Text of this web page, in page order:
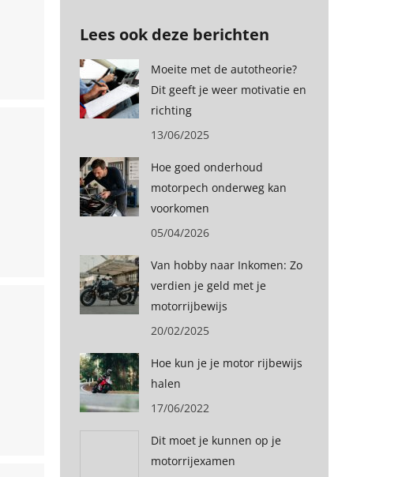
Lees ook deze berichten
Moeite met de autotheorie?
Dit geeft je weer motivatie en
richting
13/06/2025
Hoe goed onderhoud
motorpech onderweg kan
voorkomen
05/04/2026
Van hobby naar Inkomen: Zo
verdien je geld met je
motorrijbewijs
20/02/2025
Hoe kun je je motor rijbewijs
halen
17/06/2022
Dit moet je kunnen op je
motorrijexamen